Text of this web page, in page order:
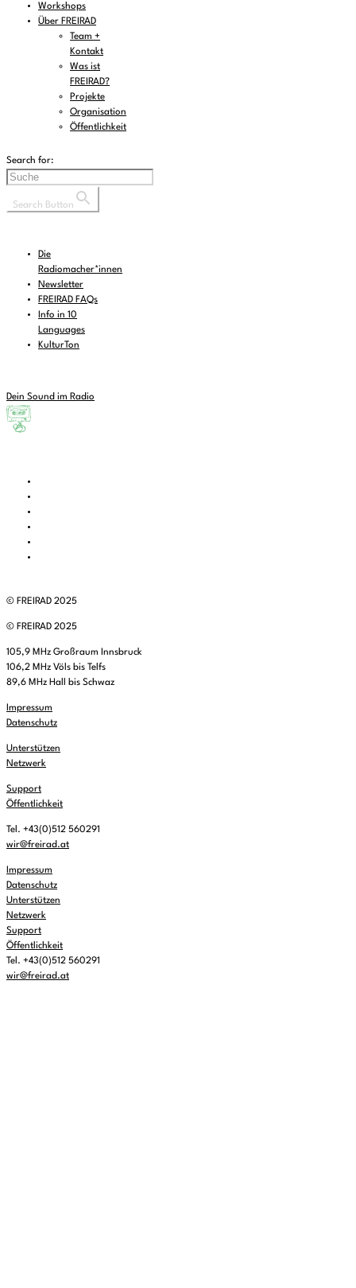
Workshops
Über FREIRAD
Team +
Kontakt
Was ist
FREIRAD?
Projekte
Organisation
Öffentlichkeit
Search for:
Search Button
Die
Radiomacher*innen
Newsletter
FREIRAD FAQs
Info in 10
Languages
KulturTon
Dein Sound im Radio
© FREIRAD 2025
© FREIRAD 2025
105,9 MHz Großraum Innsbruck
106,2 MHz Völs bis Telfs
89,6 MHz Hall bis Schwaz
Impressum
Datenschutz
Unterstützen
Netzwerk
Support
Öffentlichkeit
Tel. +43(0)512 560291
wir@freirad.at
Impressum
Datenschutz
Unterstützen
Netzwerk
Support
Öffentlichkeit
Tel. +43(0)512 560291
wir@freirad.at